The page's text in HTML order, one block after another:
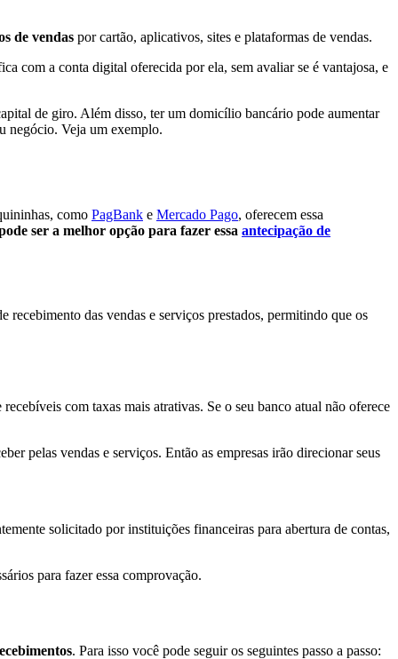
de vendas por cartão, aplicativos, sites e plataformas de vendas.
com a conta digital oferecida por ela, sem avaliar se é vantajosa, e
de giro. Além disso, ter um domicílio bancário pode aumentar
negócio. Veja um exemplo.
como PagBank e Mercado Pago, oferecem essa
ser a melhor opção para fazer essa antecipação de
das vendas e serviços prestados, permitindo que os
com taxas mais atrativas. Se o seu banco atual não oferece
pelas vendas e serviços. Então as empresas irão direcionar seus
solicitado por instituições financeiras para abertura de contas,
para fazer essa comprovação.
. Para isso você pode seguir os seguintes passo a passo: